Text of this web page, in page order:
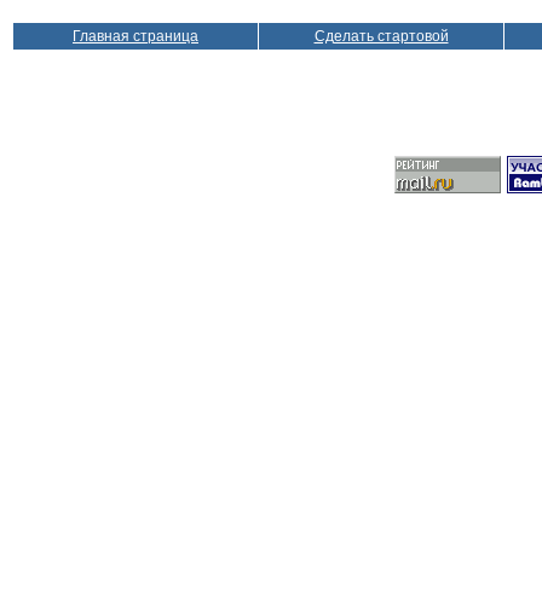
Главная страница Сделать стартовой